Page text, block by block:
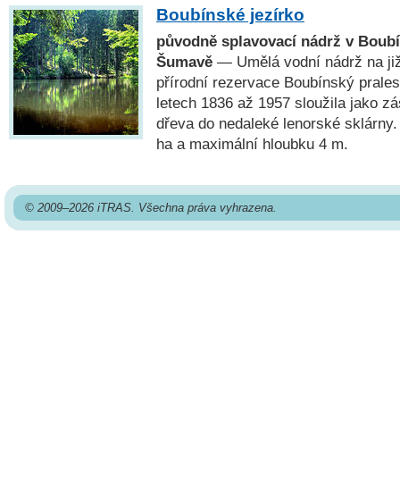
Boubínské jezírko
původně splavovací nádrž v
Šumavě — Umělá vodní nádrž na
přírodní rezervace Boubínský
letech 1836 až 1957 sloužila jako
dřeva do nedaleké lenorské
ha a maximální hloubku 4 m.
© 2009–2026 iTRAS. Všechna práva vyhrazena.